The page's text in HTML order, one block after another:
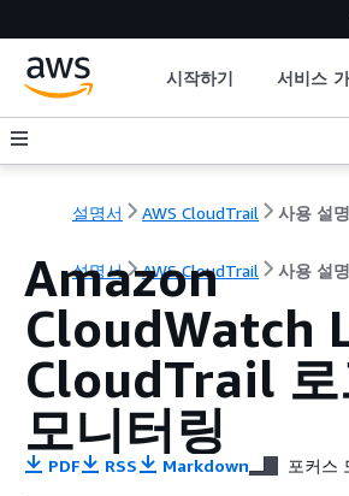
시작하기 서비스
설명서 AWS CloudTrail 사용 설
설명서 AWS CloudTrail 사용 설
Amazon
CloudWatch
CloudTrail 로
모니터링
PDF RSS Markdown 포커스